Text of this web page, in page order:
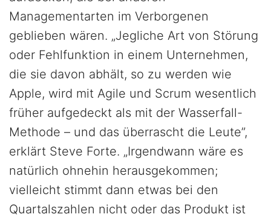
Managementarten im Verborgenen
geblieben wären. „Jegliche Art von Störung
oder Fehlfunktion in einem Unternehmen,
die sie davon abhält, so zu werden wie
Apple, wird mit Agile und Scrum wesentlich
früher aufgedeckt als mit der Wasserfall-
Methode – und das überrascht die Leute”,
erklärt Steve Forte. „Irgendwann wäre es
natürlich ohnehin herausgekommen;
vielleicht stimmt dann etwas bei den
Quartalszahlen nicht oder das Produkt ist